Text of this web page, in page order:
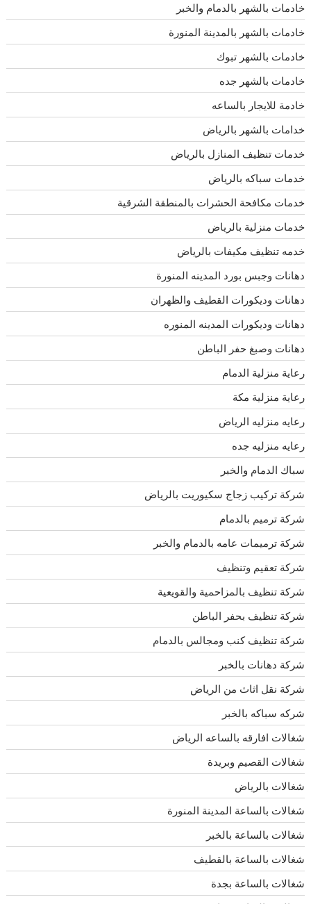
خادمات بالشهر بالدمام والخبر
خادمات بالشهر بالمدينة المنورة
خادمات بالشهر تبوك
خادمات بالشهر جده
خادمة للايجار بالساعه
خدامات بالشهر بالرياض
خدمات تنظيف المنازل بالرياض
خدمات سباكه بالرياض
خدمات مكافحة الحشرات بالمنطقة الشرقية
خدمات منزلية بالرياض
خدمه تنظيف مكيفات بالرياض
دهانات وجبس بورد المدينه المنورة
دهانات وديكورات القطيف والظهران
دهانات وديكورات المدينه المنوره
دهانات وصبغ حفر الباطن
رعاية منزلية الدمام
رعاية منزلية مكة
رعايه منزليه الرياض
رعايه منزليه جده
سباك الدمام والخبر
شركة تركيب زجاج سكيوريت بالرياض
شركة ترميم بالدمام
شركة ترميمات عامه بالدمام والخبر
شركة تعقيم وتنظيف
شركة تنظيف بالمزاحمية والقويعية
شركة تنظيف بحفر الباطن
شركة تنظيف كنب ومجالس بالدمام
شركة دهانات بالخبر
شركة نقل اثاث من الرياض
شركه سباكه بالخبر
شغالات افارقه بالساعه الرياض
شغالات القصيم وبريدة
شغالات بالرياض
شغالات بالساعة المدينة المنورة
شغالات بالساعة بالخبر
شغالات بالساعة بالقطيف
شغالات بالساعة بجدة